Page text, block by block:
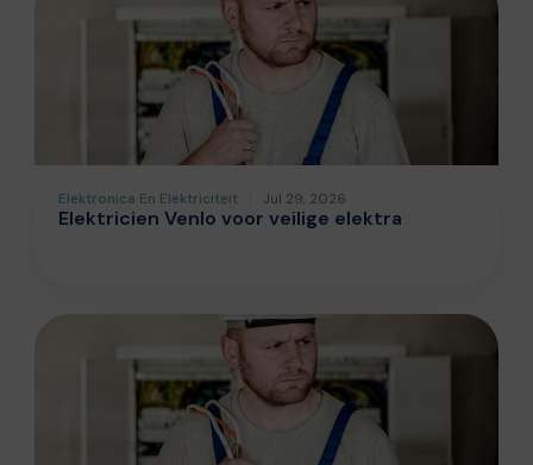
Elektronica En Elektriciteit Jul 29, 2026
Elektricien Venlo voor veilige elektra